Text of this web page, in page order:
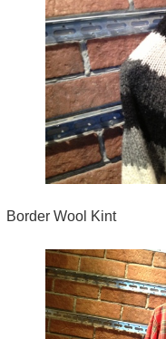
Border Wool Kint